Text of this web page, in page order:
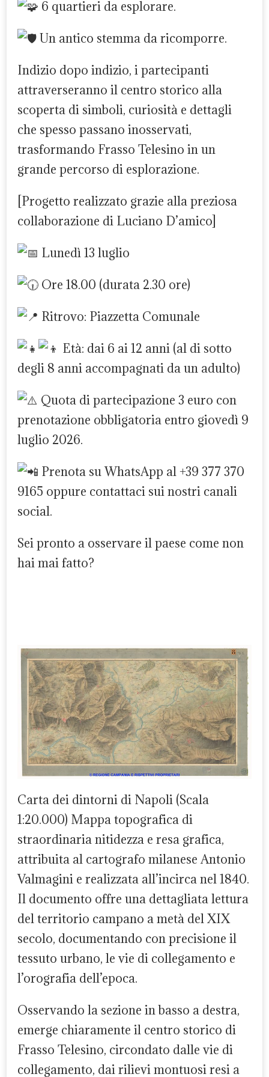
6 quartieri da esplorare.
Un antico stemma da ricomporre.
Indizio dopo indizio, i partecipanti
attraverseranno il centro storico alla
scoperta di simboli, curiosità e dettagli
che spesso passano inosservati,
trasformando Frasso Telesino in un
grande percorso di esplorazione.
[Progetto realizzato grazie alla preziosa
collaborazione di Luciano D’amico]
Lunedì 13 luglio
Ore 18.00 (durata 2.30 ore)
Ritrovo: Piazzetta Comunale
Età: dai 6 ai 12 anni (al di sotto
degli 8 anni accompagnati da un adulto)
Quota di partecipazione 3 euro con
prenotazione obbligatoria entro giovedì 9
luglio 2026.
Prenota su WhatsApp al +39 377 370
9165 oppure contattaci sui nostri canali
social.
Sei pronto a osservare il paese come non
hai mai fatto?
Carta dei dintorni di Napoli (Scala
1:20.000) Mappa topografica di
straordinaria nitidezza e resa grafica,
attribuita al cartografo milanese Antonio
Valmagini e realizzata all’incirca nel 1840.
Il documento offre una dettagliata lettura
del territorio campano a metà del XIX
secolo, documentando con precisione il
tessuto urbano, le vie di collegamento e
l’orografia dell’epoca.
Osservando la sezione in basso a destra,
emerge chiaramente il centro storico di
Frasso Telesino, circondato dalle vie di
collegamento, dai rilievi montuosi resi a